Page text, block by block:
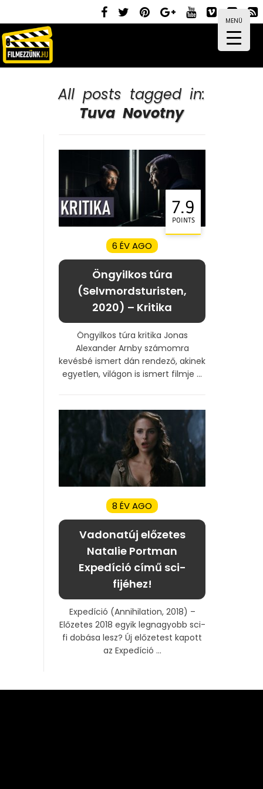
MENÜ
All posts tagged in:
Tuva Novotny
7.9
POINTS
6 ÉV AGO
Öngyilkos túra
(Selvmordsturisten,
2020) – Kritika
Öngyilkos túra kritika Jonas
Alexander Arnby számomra
kevésbé ismert dán rendező, akinek
egyetlen, világon is ismert filmje ...
8 ÉV AGO
Vadonatúj előzetes
Natalie Portman
Expedíció című sci-
fijéhez!
Expedíció (Annihilation, 2018) –
Előzetes 2018 egyik legnagyobb sci-
fi dobása lesz? Új előzetest kapott
az Expedíció ...